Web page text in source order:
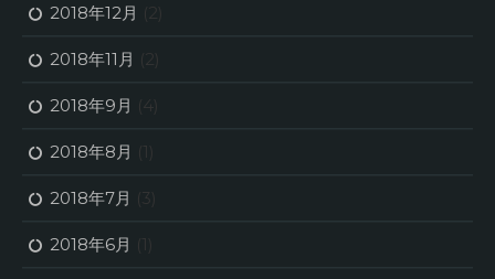
2018年12月 (2)
2018年11月 (2)
2018年9月 (4)
2018年8月 (1)
2018年7月 (3)
2018年6月 (1)